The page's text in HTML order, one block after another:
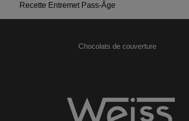
Recette Entremet Pass-Âge
Chocolats de couverture